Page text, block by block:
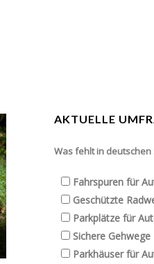
AKTUELLE
Was fehlt in deutschen
Fahrspuren für
Geschützte
Parkplätze für
Sichere Gehwege
Parkhäuser für